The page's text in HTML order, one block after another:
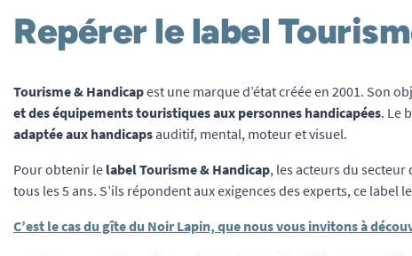
Repérer le label
Tourisme & Handicapest une marque d’état créée en 2001. Son
et des équipements touristiques aux personnes handicapées. Le
adaptée aux handicaps auditif, mental, moteur et visuel.
Pour obtenir le label Tourisme & Handicap, les acteurs du
tous les 5 ans. S’ils répondent aux exigences des experts, ce
C’est le cas du gîte du Noir Lapin, que nous vous invitons à